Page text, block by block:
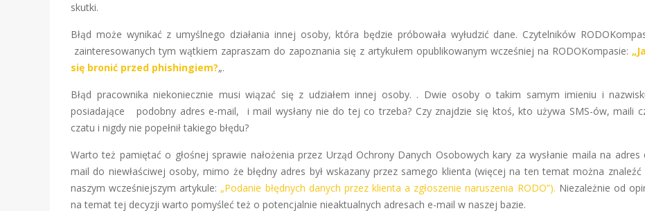
skutki.
Błąd może wynikać z umyślnego działania innej osoby, która będzie próbowała wyłudzić dane. Czytelników
zainteresowanych tym wątkiem zapraszam do zapoznania się z artykułem opublikowanym wcześniej na RODOKompasie:
się bronić przed phishingiem?„.
Błąd pracownika niekoniecznie musi wiązać się z udziałem innej osoby. . Dwie osoby o takim samym imieniu i
posiadające podobny adres e-mail, i mail wysłany nie do tej co trzeba? Czy znajdzie się ktoś, kto używa SMS-ów, maili
czatu i nigdy nie popełnił takiego błędu?
Warto też pamiętać o głośnej sprawie nałożenia przez Urząd Ochrony Danych Osobowych kary za wysłanie maila na adres
mail do niewłaściwej osoby, mimo że błędny adres był wskazany przez samego klienta (więcej na ten temat można znaleźć
naszym wcześniejszym artykule: „Podanie błędnych danych przez klienta a zgłoszenie naruszenia RODO”). Niezależnie od
na temat tej decyzji warto pomyśleć też o potencjalnie nieaktualnych adresach e-mail w naszej bazie.